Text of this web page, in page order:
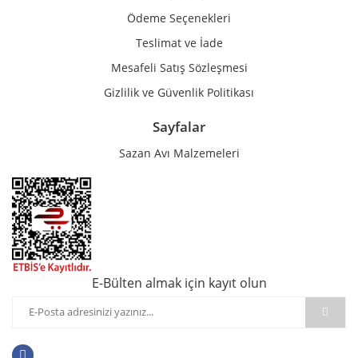
Ödeme Seçenekleri
Teslimat ve İade
Mesafeli Satış Sözleşmesi
Gizlilik ve Güvenlik Politikası
Sayfalar
Sazan Avı Malzemeleri
E-Bülten almak için kayıt olun